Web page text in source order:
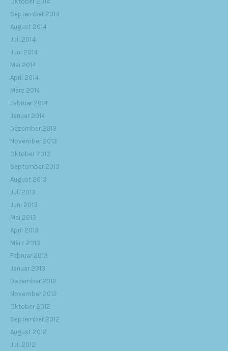
September 2014
August 2014
Juli 2014
Juni 2014
Mai 2014
April 2014
März 2014
Februar 2014
Januar 2014
Dezember 2013
November 2013
Oktober 2013
September 2013
August 2013
Juli 2013
Juni 2013
Mai 2013
April 2013
März 2013
Februar 2013
Januar 2013
Dezember 2012
November 2012
Oktober 2012
September 2012
August 2012
Juli 2012